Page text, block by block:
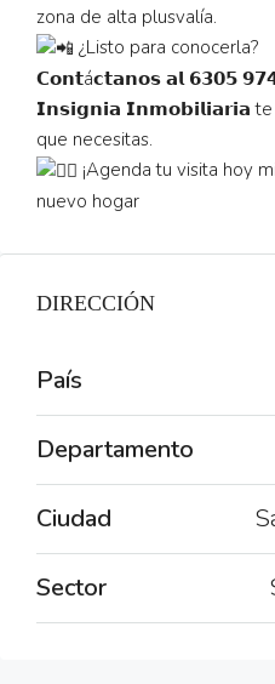
zona de alta plusvalía.
¿Listo para conocerla?
𝗖𝗼𝗻𝘁á𝗰𝘁𝗮𝗻𝗼𝘀 𝗮𝗹 𝟲𝟯𝟬𝟱
𝗜𝗻𝘀𝗶𝗴𝗻𝗶𝗮 𝗜𝗻𝗺𝗼𝗯𝗶𝗹𝗶𝗮𝗿𝗶𝗮
que necesitas.
¡Agenda tu visita hoy
nuevo hogar
DIRECCIÓN
País
Departamento
Ciudad
Sector